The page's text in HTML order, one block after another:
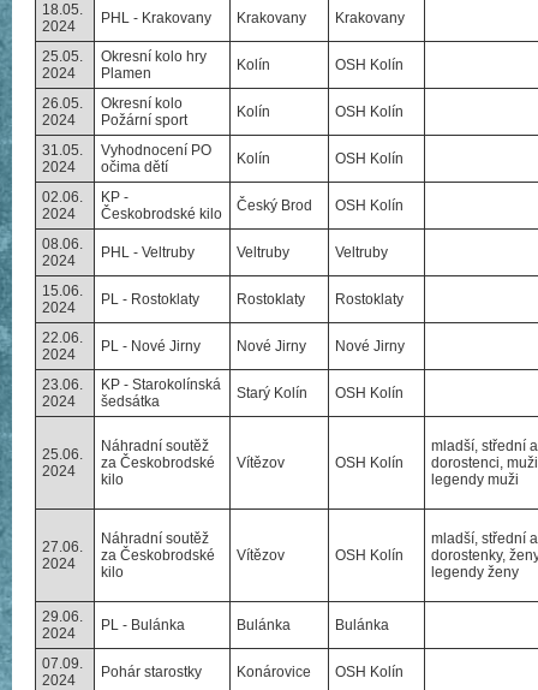
18.05.
2024
PHL - Krakovany Krakovany Krakovany
25.05.
2024
Okresní kolo hry
Plamen
Kolín OSH Kolín
26.05.
2024
Okresní kolo
Požární sport
Kolín OSH Kolín
31.05.
2024
Vyhodnocení PO
očima dětí
Kolín OSH Kolín
02.06.
2024
KP -
Českobrodské kilo
Český Brod OSH Kolín
08.06.
2024
PHL - Veltruby Veltruby Veltruby
15.06.
2024
PL - Rostoklaty Rostoklaty Rostoklaty
22.06.
2024
PL - Nové Jirny Nové Jirny Nové Jirny
23.06.
2024
KP - Starokolínská
šedsátka
Starý Kolín OSH Kolín
25.06.
2024
Náhradní soutěž
za Českobrodské
kilo
Vítězov OSH Kolín
mladší, střední
dorostenci,
legendy muži
27.06.
2024
Náhradní soutěž
za Českobrodské
kilo
Vítězov OSH Kolín
mladší, střední
dorostenky,
legendy ženy
29.06.
2024
PL - Bulánka Bulánka Bulánka
07.09.
2024
Pohár starostky Konárovice OSH Kolín